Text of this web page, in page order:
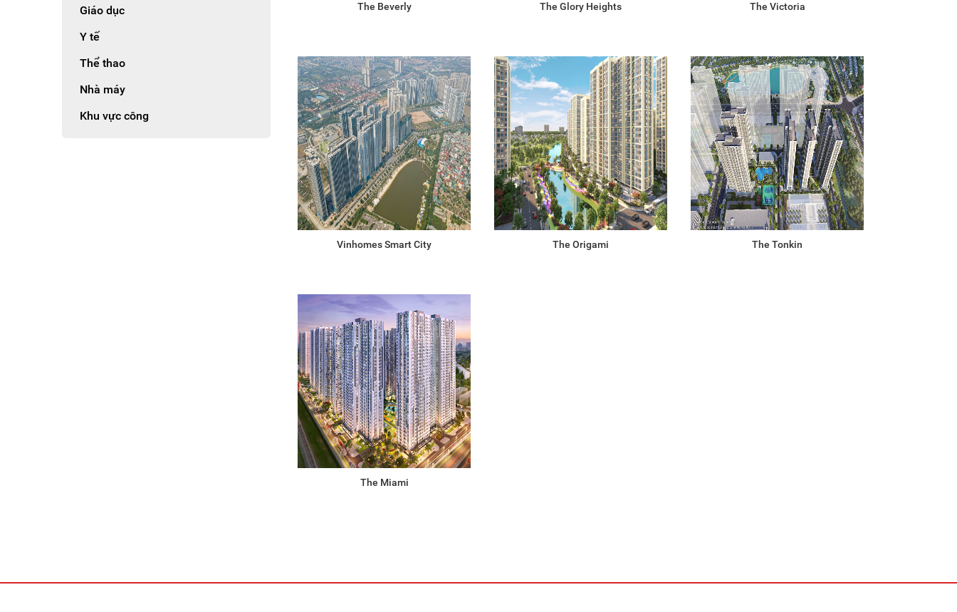
Giáo dục
Y tế
Thể thao
Nhà máy
Khu vực công
The Beverly The Glory Heights The Victoria
Vinhomes Smart City The Origami The Tonkin
The Miami